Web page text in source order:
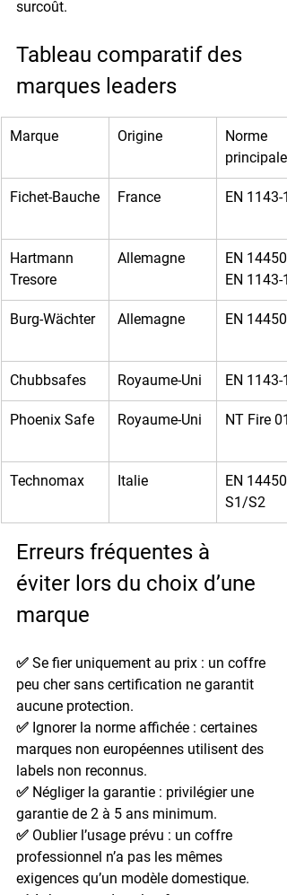
surcoût.
Tableau comparatif des
marques leaders
Marque Origine
Norme
principale
Fichet-Bauche France EN 1143-1
Hartmann
Tresore
Allemagne
EN
EN 1143-1
Burg-Wächter Allemagne EN 14450
Chubbsafes Royaume-Uni EN 1143-1
Phoenix Safe Royaume-Uni NT Fire
Technomax Italie
EN 14450
S1/S2
Erreurs fréquentes à
éviter lors du choix d’une
marque
✅ Se fier uniquement au prix : un coffre
peu cher sans certification ne garantit
aucune protection.
✅ Ignorer la norme affichée : certaines
marques non européennes utilisent des
labels non reconnus.
✅ Négliger la garantie : privilégier une
garantie de 2 à 5 ans minimum.
✅ Oublier l’usage prévu : un coffre
professionnel n’a pas les mêmes
exigences qu’un modèle domestique.